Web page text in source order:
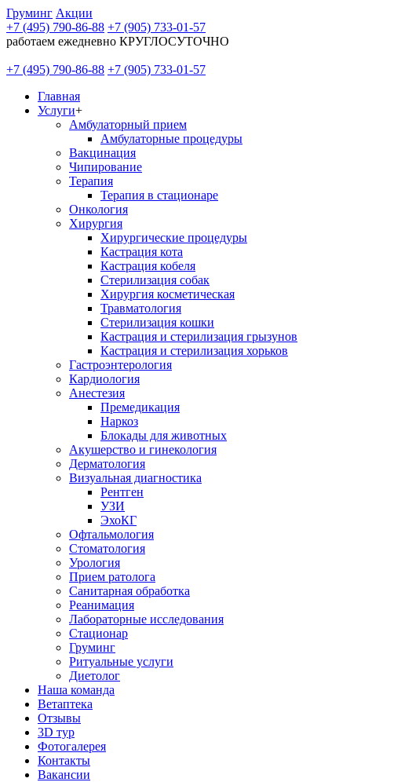
Груминг Акции
+7 (495) 790-86-88 +7 (905) 733-01-57
работаем ежедневно КРУГЛОСУТОЧНО
+7 (495) 790-86-88 +7 (905) 733-01-57
Главная
Услуги+
Амбулаторный прием
Амбулаторные процедуры
Вакцинация
Чипирование
Терапия
Терапия в стационаре
Онкология
Хирургия
Хирургические процедуры
Кастрация кота
Кастрация кобеля
Стерилизация собак
Хирургия косметическая
Травматология
Стерилизация кошки
Кастрация и стерилизация грызунов
Кастрация и стерилизация хорьков
Гастроэнтерология
Кардиология
Анестезия
Премедикация
Наркоз
Блокады для животных
Акушерство и гинекология
Дерматология
Визуальная диагностика
Рентген
УЗИ
ЭхоКГ
Офтальмология
Стоматология
Урология
Прием ратолога
Санитарная обработка
Реанимация
Лабораторные исследования
Стационар
Груминг
Ритуальные услуги
Диетолог
Наша команда
Ветаптека
Отзывы
3D тур
Фотогалерея
Контакты
Вакансии